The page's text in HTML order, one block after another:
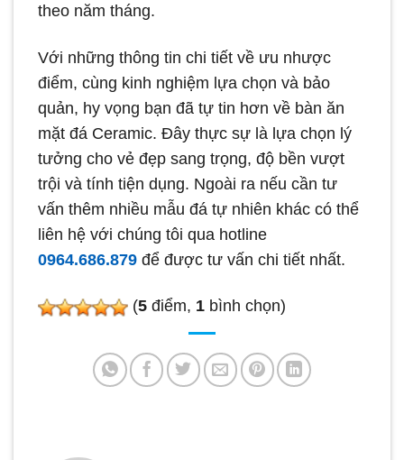
theo năm tháng.
Với những thông tin chi tiết về ưu nhược
điểm, cùng kinh nghiệm lựa chọn và bảo
quản, hy vọng bạn đã tự tin hơn về bàn ăn
mặt đá Ceramic. Đây thực sự là lựa chọn lý
tưởng cho vẻ đẹp sang trọng, độ bền vượt
trội và tính tiện dụng. Ngoài ra nếu cần tư
vấn thêm nhiều mẫu đá tự nhiên khác có thể
liên hệ với chúng tôi qua hotline
0964.686.879 để được tư vấn chi tiết nhất.
(5 điểm, 1 bình chọn)